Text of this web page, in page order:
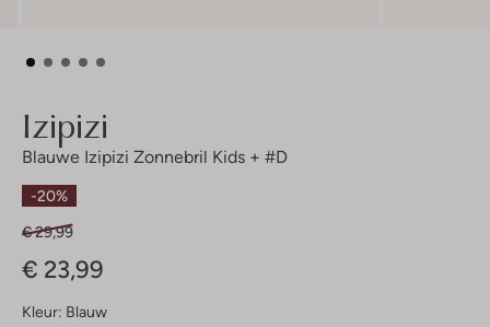
Izipizi
Blauwe Izipizi Zonnebril Kids + #d
-20%
€ 29,99
€ 23,99
Kleur: Blauw